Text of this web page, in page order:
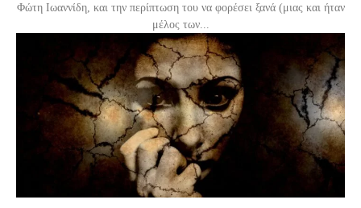
Φώτη Ιωαννίδη, και την περίπτωση του να φορέσει ξανά (μιας και ήταν
μέλος των...